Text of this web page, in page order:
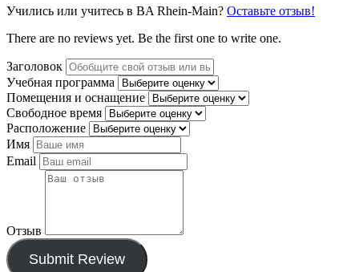
Учились или учитесь в BA Rhein-Main? Оставьте отзыв!
There are no reviews yet. Be the first one to write one.
Заголовок
Учебная программа
Помещения и оснащение
Свободное время
Расположение
Имя
Email
Отзыв
Submit Review